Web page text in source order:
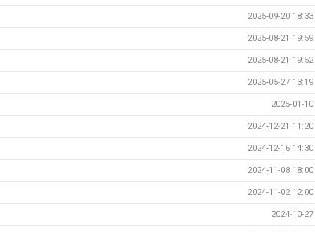
2025-09-20 18:33
2025-08-21 19:59
2025-08-21 19:52
2025-05-27 13:19
2025-01-10
2024-12-21 11:20
2024-12-16 14:30
2024-11-08 18:00
2024-11-02 12:00
2024-10-27